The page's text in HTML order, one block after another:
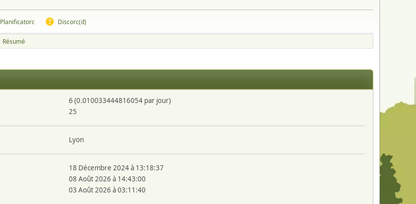
Planificatorc Discorc(d)
Résumé
6 (0.010033444816054 par jour)
25
Lyon
18 Décembre 2024 à 13:18:37
08 Août 2026 à 14:43:00
03 Août 2026 à 03:11:40